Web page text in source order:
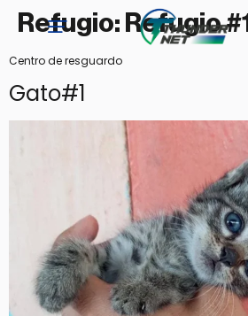
Refugio: Refugio #1
Centro de resguardo
Gato#1